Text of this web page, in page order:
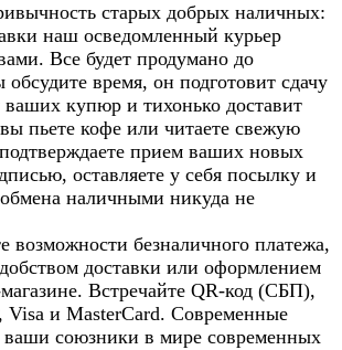
старых добрых наличных:
наш осведомленный курьер
Все будет продумано до
время, он подготовит сдачу
купюр и тихонько доставит
пьете кофе или читаете свежую
прием ваших новых
оставляете у себя посылку и
наличными никуда не
возможности безналичного платежа,
доставки или оформлением
Встречайте QR-код (СБП),
и MasterCard. Современные
ваши союзники в мире современных